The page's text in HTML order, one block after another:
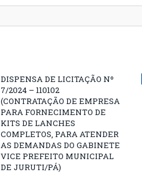
DISPENSA DE LICITAÇÃO Nº
7/2024 – 110102
(CONTRATAÇÃO DE EMPRESA
PARA FORNECIMENTO DE
KITS DE LANCHES
COMPLETOS, PARA ATENDER
AS DEMANDAS DO GABINETE
VICE PREFEITO MUNICIPAL
DE JURUTI/PÁ)